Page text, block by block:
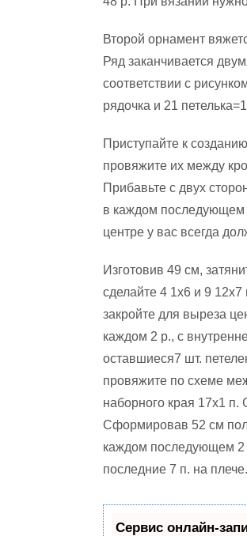
Второй орнамент
Ряд заканчивается
соответствии с
рядочка и 21
Приступайте к
провяжите их между
Прибавьте с двух
в каждом последующем
центре у вас всегда
Изготовив 49 см,
сделайте 4 1х6 и 9
закройте для выреза
каждом 2 р., с
оставшиеся7 шт.
провяжите по схеме
наборного края 17х1
Сформировав 52 см
каждом последующем 2
последние 7 п. на
Сервис онлайн-